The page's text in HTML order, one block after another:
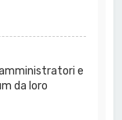
e
da loro